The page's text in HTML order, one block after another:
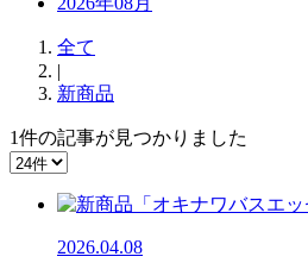
全て
|
新商品
1件の記事が見つかりました
2026.04.08